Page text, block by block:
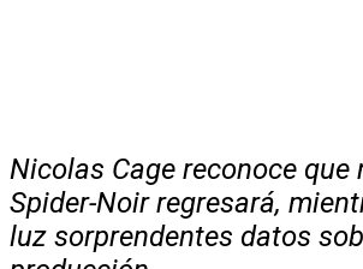
Nicolas Cage reconoce que
Spider-Noir regresará,
luz sorprendentes datos